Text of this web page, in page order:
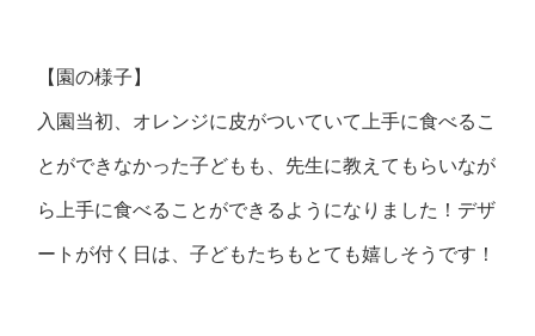
【園の様子】
入園当初、オレンジに皮がついていて上手に食べるこ
とができなかった子どもも、先生に教えてもらいなが
ら上手に食べることができるようになりました！デザ
ートが付く日は、子どもたちもとても嬉しそうです！